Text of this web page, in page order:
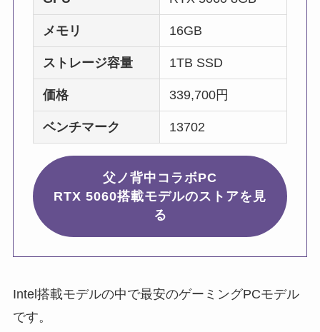
メモリ 16GB
ストレージ容量 1TB SSD
価格 339,700円
ベンチマーク 13702
父ノ背中コラボPC
RTX 5060搭載モデルのストアを見
る
Intel搭載モデルの中で最安のゲーミングPCモデル
です。